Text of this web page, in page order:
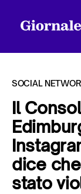
Tutti gli
Chi siamo
SOCIAL
Il
dice
stato